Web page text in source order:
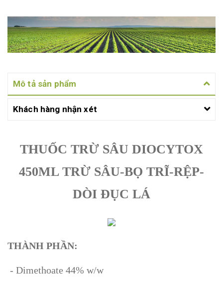
Mô tả sản phẩm
Khách hàng nhận xét
THUỐC TRỪ SÂU DIOCYTOX
450ML TRỪ SÂU-BỌ TRĨ-RỆP-
DÒI ĐỤC LÁ
THÀNH PHẦN:
- Dimethoate 44% w/w